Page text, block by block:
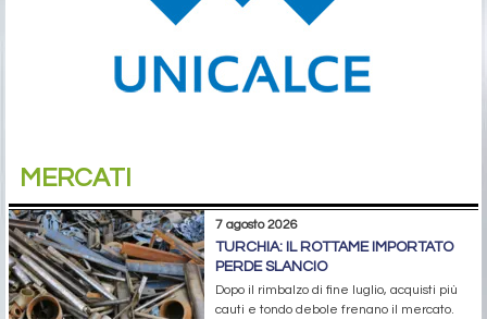
MERCATI
7 agosto 2026
TURCHIA: IL ROTTAME IMPORTATO
PERDE SLANCIO
Dopo il rimbalzo di fine luglio, acquisti più
cauti e tondo debole frenano il mercato.